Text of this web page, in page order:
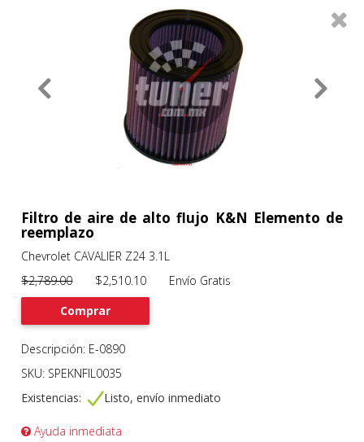
Filtros 0
Previous
Filtro de aire de alto flujo K&N Elemento de
reemplazo
Chevrolet CAVALIER Z24 3.1L
$2,789.00$2,510.10 Envío Gratis
Comprar
Descripción: E-0890
SKU: SPEKNFIL0035
Existencias:
Listo, envío inmediato
Ayuda inmediata